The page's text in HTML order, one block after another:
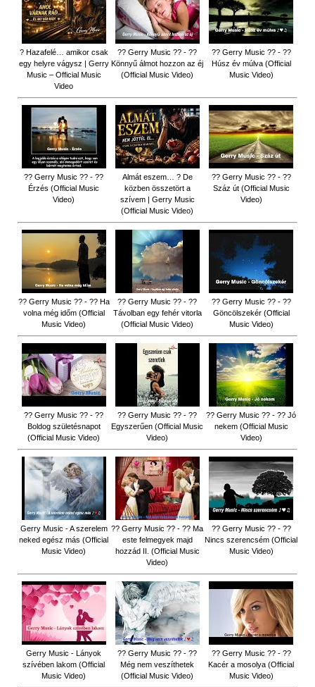
? Hazafelé… amikor csak
egy helyre vágysz | Gerry
Music – Official Music
Video
?? Gerry Music ?? - ??
Könnyű álmot hozzon az éj
(Official Music Video)
?? Gerry Music ?? - ??
Húsz év múlva (Official
Music Video)
?? Gerry Music ?? - ??
Érzés (Official Music
Video)
Almát eszem… ? De
közben összetört a
szívem | Gerry Music
(Official Music Video)
?? Gerry Music ?? - ??
Száz út (Official Music
Video)
?? Gerry Music ?? - ?? Ha
volna még időm (Official
Music Video)
?? Gerry Music ?? - ??
Távolban egy fehér vitorla
(Official Music Video)
?? Gerry Music ?? - ??
Göncölszekér (Official
Music Video)
?? Gerry Music ?? - ??
Boldog születésnapot
(Official Music Video)
?? Gerry Music ?? - ??
Egyszerűen (Official Music
Video)
?? Gerry Music ?? - ?? Jó
nekem (Official Music
Video)
Gerry Music - A szerelem
neked egész más (Official
Music Video)
?? Gerry Music ?? - ?? Ma
este felmegyek majd
hozzád II. (Official Music
Video)
?? Gerry Music ?? - ??
Nincs szerencsém (Official
Music Video)
Gerry Music - Lányok
szívében lakom (Official
Music Video)
?? Gerry Music ?? - ??
Még nem veszíthetek
(Official Music Video)
?? Gerry Music ?? - ??
Kacér a mosolya (Official
Music Video)